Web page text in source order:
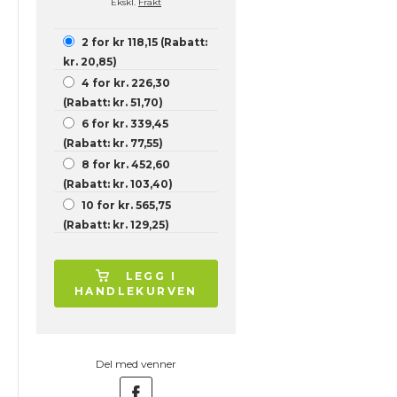
2 for kr 118,15 (Rabatt:
kr. 20,85)
4 for kr. 226,30
(Rabatt: kr. 51,70)
6 for kr. 339,45
(Rabatt: kr. 77,55)
8 for kr. 452,60
(Rabatt: kr. 103,40)
10 for kr. 565,75
(Rabatt: kr. 129,25)
LEGG I
HANDLEKURVEN
Del med venner